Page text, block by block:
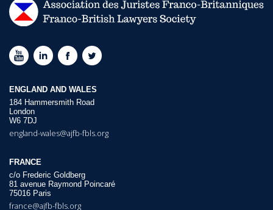
ENGLAND AND WALES
184 Hammersmith Road
London
W6 7DJ
england-wales@ajfb-fbls.org
FRANCE
c/o Frederic Goldberg
81 avenue Raymond Poincaré
75016 Paris
france@ajfb-fbls.org